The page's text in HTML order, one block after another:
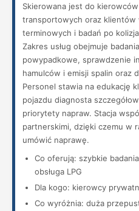
Skierowana jest do
transportowych oraz klientów
terminowych i badań po
Zakres usług obejmuje
powypadkowe, sprawdzenie
hamulców i emisji spalin oraz
Personel stawia na edukację
pojazdu diagnosta
priorytety napraw. Stacja
partnerskimi, dzięki czemu w
umówić naprawę.
Co oferują: szybkie
obsługa LPG
Dla kogo: kierowcy
Co wyróżnia: duża